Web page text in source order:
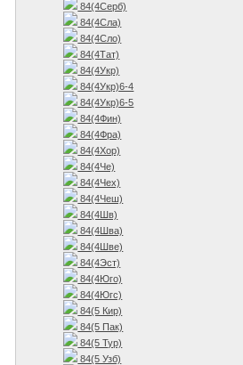
84(4Серб)
84(4Сла)
84(4Сло)
84(4Тат)
84(4Укр)
84(4Укр)6-4
84(4Укр)6-5
84(4Фин)
84(4Фра)
84(4Хор)
84(4Че)
84(4Чех)
84(4Чеш)
84(4Шв)
84(4Шва)
84(4Шве)
84(4Эст)
84(4Юго)
84(4Югс)
84(5 Кир)
84(5 Пак)
84(5 Тур)
84(5 Узб)